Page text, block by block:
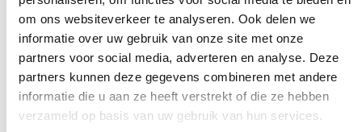
om ons websiteverkeer te analyseren. Ook delen we
informatie over uw gebruik van onze site met onze
partners voor social media, adverteren en analyse. Deze
partners kunnen deze gegevens combineren met andere
informatie die u aan ze heeft verstrekt of die ze hebben
verzameld op basis van uw gebruik van hun services.
Geplaatst door
Gijs Heinen
Delen